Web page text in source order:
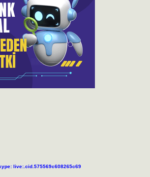
live:.cid.575569c608265c69